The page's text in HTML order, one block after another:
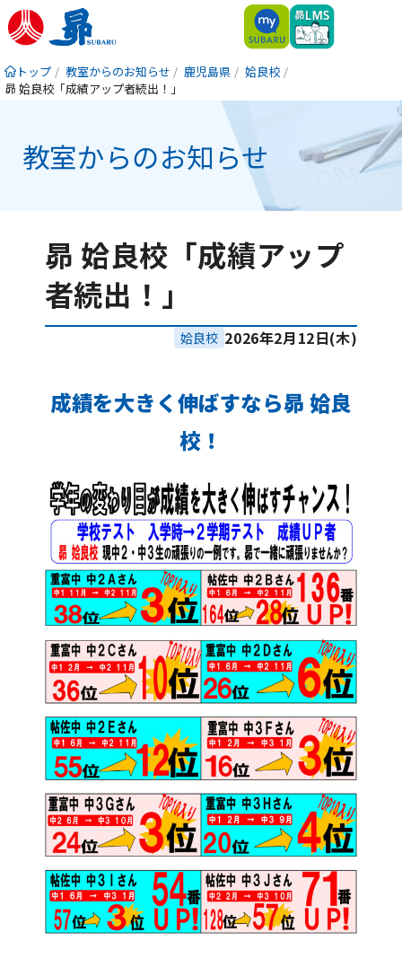
トップ 教室からのお知らせ 鹿児島県
姶良校
昴 姶良校「成績アップ者続出！」
教室からのお知らせ
昴 姶良校「成績アップ
者続出！」
姶良校 2026年2月12日(木)
成績を大きく伸ばすなら昴 姶良
校！